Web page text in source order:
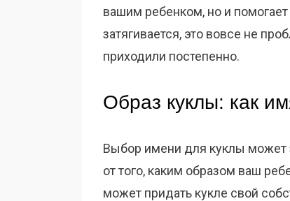
вашим ребенком, но и
затягивается, это вовсе не
приходили постепенно.
Образ куклы: как
Выбор имени для куклы может
от того, каким образом ваш
может придать кукле свой